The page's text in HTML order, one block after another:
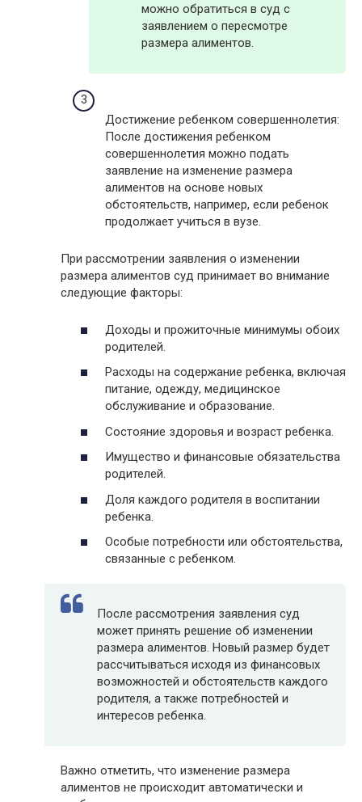
можно обратиться в суд с
заявлением о пересмотре
размера алиментов.
Достижение ребенком совершеннолетия:
После достижения ребенком
совершеннолетия можно подать
заявление на изменение размера
алиментов на основе новых
обстоятельств, например, если ребенок
продолжает учиться в вузе.
При рассмотрении заявления о изменении
размера алиментов суд принимает во внимание
следующие факторы:
Доходы и прожиточные минимумы обоих
родителей.
Расходы на содержание ребенка, включая
питание, одежду, медицинское
обслуживание и образование.
Состояние здоровья и возраст ребенка.
Имущество и финансовые обязательства
родителей.
Доля каждого родителя в воспитании
ребенка.
Особые потребности или обстоятельства,
связанные с ребенком.
После рассмотрения заявления суд
может принять решение об изменении
размера алиментов. Новый размер будет
рассчитываться исходя из финансовых
возможностей и обстоятельств каждого
родителя, а также потребностей и
интересов ребенка.
Важно отметить, что изменение размера
алиментов не происходит автоматически и